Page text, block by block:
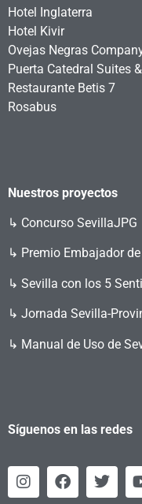
Hotel Inglaterra
Hotel Kivir
Ovejas Negras
Puerta Catedral Suites
Restaurante Betis 7
Rosabus
Nuestros proyectos
↳ Concurso SevillaJPG
↳ Premio Embajador
↳ Sevilla con los 5
↳ Jornada Sevilla-
↳ Manual de Uso de
Síguenos en las redes